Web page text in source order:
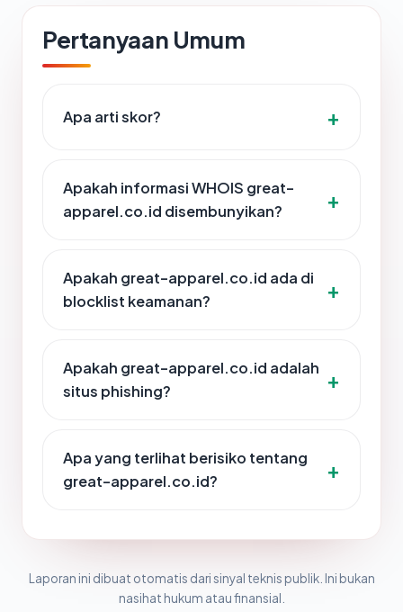
Pertanyaan Umum
Apa arti skor?
Apakah informasi WHOIS great-
apparel.co.id disembunyikan?
Apakah great-apparel.co.id ada di
blocklist keamanan?
Apakah great-apparel.co.id adalah
situs phishing?
Apa yang terlihat berisiko tentang
great-apparel.co.id?
Laporan ini dibuat otomatis dari sinyal teknis publik. Ini bukan
nasihat hukum atau finansial.